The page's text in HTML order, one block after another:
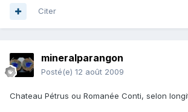
Citer
mineralparangon
Posté(e) 12 août 2009
Chateau Pétrus ou Romanée Conti, selon